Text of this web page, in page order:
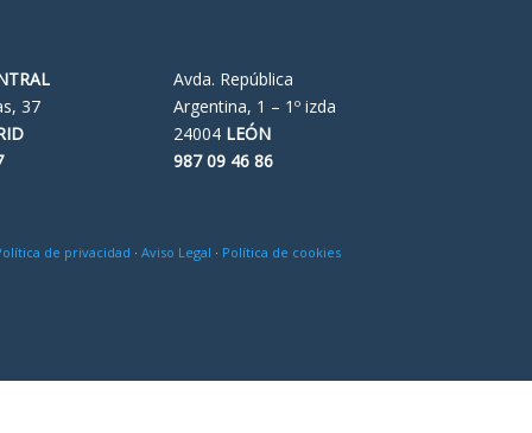
37
Avda. República
Argentina, 1 – 1º izda
24004 LEÓN
987 09 46 86
de privacidad · Aviso Legal · Política de cookies